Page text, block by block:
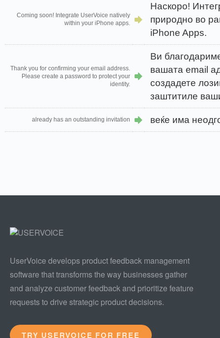
Coming soon! Integrate UserVoice natively
within your iPhone apps.
Наскоро!
природно во
iPhone Apps.
Thank you for confirming your email address.
Please create a password to protect your
identity.
Ви
вашата email
создадете
заштитиле
already has an outstanding invitation веќе има
UserVoice develops product feedback management
software that transforms the way businesses gather
and analyze customer feedback and prioritize feature
requests to drive strategic product decisions.
TRY USERVOICE FOR FREE